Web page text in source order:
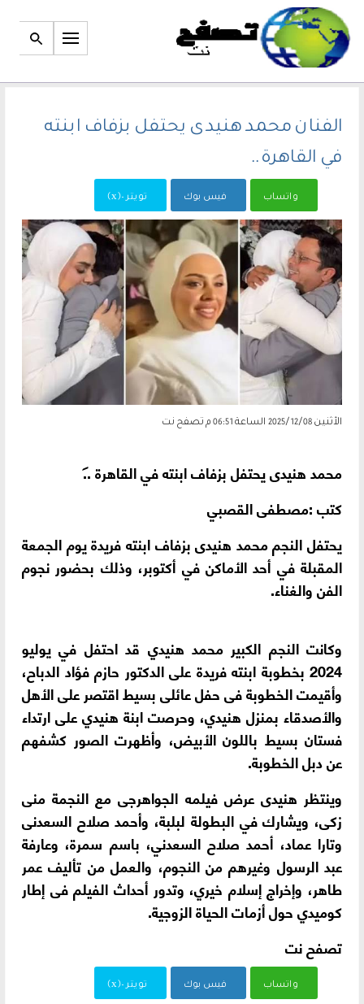
الفنان محمد هنيدى يحتفل بزفاف ابنته
في القاهرة ..
واتساب فيس بوك تويتر -(x)
الأثنين 2025/12/08 الساعة 06:51 م تصفح نت
محمد هنيدى يحتفل بزفاف ابنته في القاهرة ..
كتب :مصطفى القصبي
يحتفل النجم محمد هنيدى بزفاف ابنته فريدة يوم الجمعة
المقبلة في أحد الأماكن في أكتوبر، وذلك بحضور نجوم
الفن والغناء.
وكانت النجم الكبير محمد هنيدي قد احتفل في يوليو
2024 بخطوبة ابنته فريدة على الدكتور حازم فؤاد الدباح،
وأقيمت الخطوبة فى حفل عائلى بسيط اقتصر على الأهل
والأصدقاء بمنزل هنيدي، وحرصت ابنة هنيدي على ارتداء
فستان بسيط باللون الأبيض، وأظهرت الصور كشفهم
عن دبل الخطوبة.
وينتظر هنيدى عرض فيلمه الجواهرجى مع النجمة منى
زكى، ويشارك في البطولة لبلبة، وأحمد صلاح السعدنى
وتارا عماد، أحمد صلاح السعدني، باسم سمرة، وعارفة
عبد الرسول وغيرهم من النجوم، والعمل من تأليف عمر
طاهر، وإخراج إسلام خيري، وتدور أحداث الفيلم فى إطار
كوميدي حول أزمات الحياة الزوجية.
تصفح نت
واتساب فيس بوك تويتر -(x)